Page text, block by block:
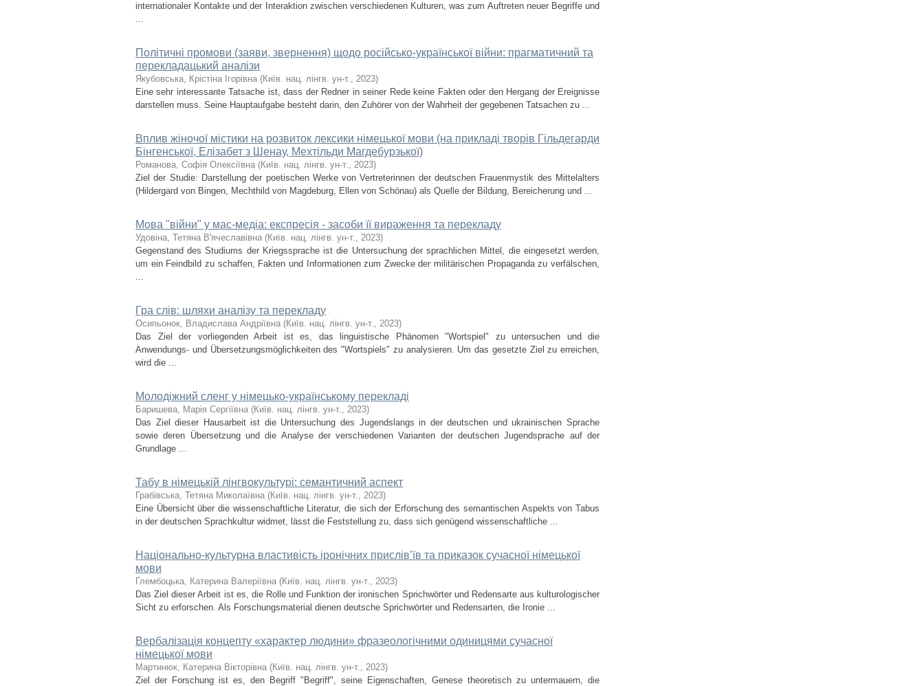
internationaler Kontakte und der Interaktion zwischen verschiedenen Kulturen, was zum Auftreten neuer Begriffe und
...
Політичні промови (заяви, звернення) щодо російсько-української війни: прагматичний та
перекладацький аналізи
Якубовська, Крістіна Ігорівна (Київ. нац. лінгв. ун-т., 2023)
Eine sehr interessante Tatsache ist, dass der Redner in seiner Rede keine Fakten oder den Hergang der Ereignisse
darstellen muss. Seine Hauptaufgabe besteht darin, den Zuhörer von der Wahrheit der gegebenen Tatsachen zu ...
Вплив жіночої містики на розвиток лексики німецької мови (на прикладі творів Гільдегарди
Бінгенської, Елізабет з Шенау, Мехтільди Магдебурзької)
Романова, Софія Олексіївна (Київ. нац. лінгв. ун-т., 2023)
Ziel der Studie: Darstellung der poetischen Werke von Vertreterinnen der deutschen Frauenmystik des Mittelalters
(Hildergard von Bingen, Mechthild von Magdeburg, Ellen von Schönau) als Quelle der Bildung, Bereicherung und ...
Мова "війни" у мас-медіа: експресія - засоби її вираження та перекладу
Удовіна, Тетяна В'ячеславівна (Київ. нац. лінгв. ун-т., 2023)
Gegenstand des Studiums der Kriegssprache ist die Untersuchung der sprachlichen Mittel, die eingesetzt werden,
um ein Feindbild zu schaffen, Fakten und Informationen zum Zwecke der militärischen Propaganda zu verfälschen,
...
Гра слів: шляхи аналізу та перекладу
Осипьонок, Владислава Андріївна (Київ. нац. лінгв. ун-т., 2023)
Das Ziel der vorliegenden Arbeit ist es, das linguistische Phänomen "Wortspiel" zu untersuchen und die
Anwendungs- und Übersetzungsmöglichkeiten des "Wortspiels" zu analysieren. Um das gesetzte Ziel zu erreichen,
wird die ...
Молодіжний сленг у німецько-українському перекладі
Баришева, Марія Сергіївна (Київ. нац. лінгв. ун-т., 2023)
Das Ziel dieser Hausarbeit ist die Untersuchung des Jugendslangs in der deutschen und ukrainischen Sprache
sowie deren Übersetzung und die Analyse der verschiedenen Varianten der deutschen Jugendsprache auf der
Grundlage ...
Табу в німецькій лінгвокультурі: семантичний аспект
Грабівська, Тетяна Миколаївна (Київ. нац. лінгв. ун-т., 2023)
Eine Übersicht über die wissenschaftliche Literatur, die sich der Erforschung des semantischen Aspekts von Tabus
in der deutschen Sprachkultur widmet, lässt die Feststellung zu, dass sich genügend wissenschaftliche ...
Національно-культурна властивість іронічних прислів’їв та приказок сучасної німецької
мови
Глембоцька, Катерина Валеріївна (Київ. нац. лінгв. ун-т., 2023)
Das Ziel dieser Arbeit ist es, die Rolle und Funktion der ironischen Sprichwörter und Redensarte aus kulturologischer
Sicht zu erforschen. Als Forschungsmaterial dienen deutsche Sprichwörter und Redensarten, die Ironie ...
Вербалізація концепту «характер людини» фразеологічними одиницями сучасної
німецької мови
Мартинюк, Катерина Вікторівна (Київ. нац. лінгв. ун-т., 2023)
Ziel der Forschung ist es, den Begriff "Begriff", seine Eigenschaften, Genese theoretisch zu untermauern, die